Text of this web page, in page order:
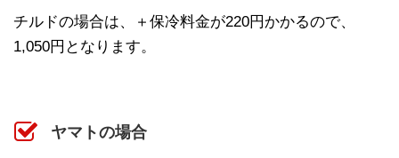
チルドの場合は、＋保冷料金が220円かかるので、
1,050円となります。
ヤマトの場合